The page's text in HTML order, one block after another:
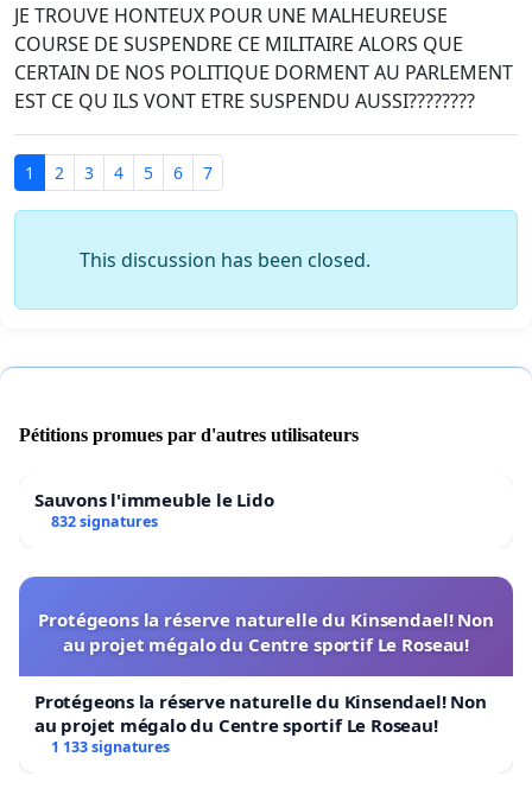
JE TROUVE HONTEUX POUR UNE MALHEUREUSE
COURSE DE SUSPENDRE CE MILITAIRE ALORS QUE
CERTAIN DE NOS POLITIQUE DORMENT AU PARLEMENT
EST CE QU ILS VONT ETRE SUSPENDU AUSSI????????
1 2 3 4 5 6 7
This discussion has been closed.
Pétitions promues par d'autres utilisateurs
Sauvons l'immeuble le Lido
832 signatures
Protégeons la réserve naturelle du Kinsendael! Non
au projet mégalo du Centre sportif Le Roseau!
Protégeons la réserve naturelle du Kinsendael! Non
au projet mégalo du Centre sportif Le Roseau!
1 133 signatures